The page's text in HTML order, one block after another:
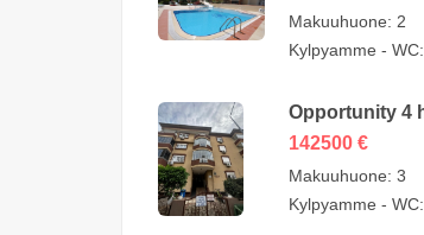
Makuuhuone: 2
Kylpyamme - WC:
Opportunity 4
edullinen
omistajalta –
142500 €
Makuuhuone: 3
Kylpyamme - WC: